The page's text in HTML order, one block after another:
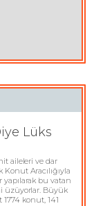
Lüks
aileleri ve dar
Aracılığıyla
bu vatan
üzüyorlar. Büyük
konut, 141